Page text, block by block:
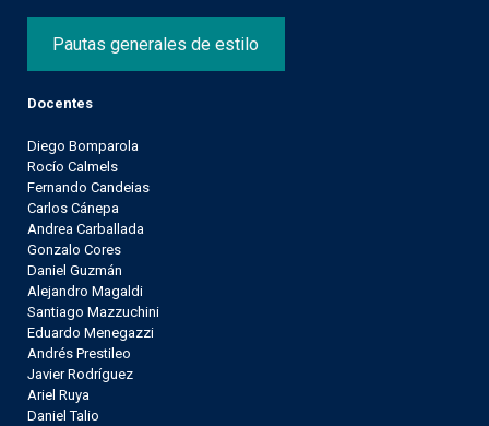
Pautas generales de estilo
Docentes
Diego Bomparola
Rocío Calmels
Fernando Candeias
Carlos Cánepa
Andrea Carballada
Gonzalo Cores
Daniel Guzmán
Alejandro Magaldi
Santiago Mazzuchini
Eduardo Menegazzi
Andrés Prestileo
Javier Rodríguez
Ariel Ruya
Daniel Talio